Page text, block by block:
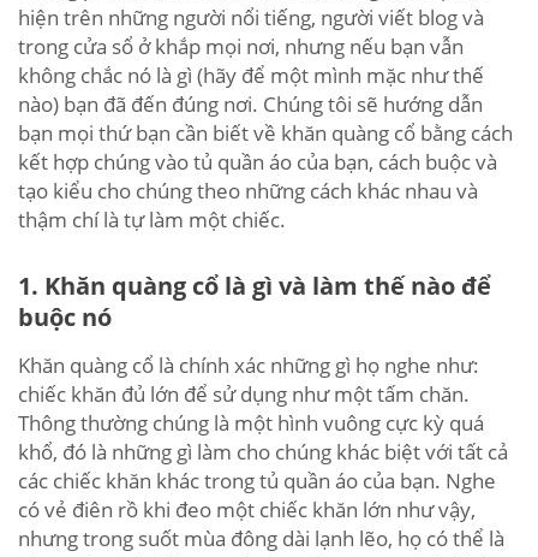
hiện trên những người nổi tiếng, người viết blog và
trong cửa sổ ở khắp mọi nơi, nhưng nếu bạn vẫn
không chắc nó là gì (hãy để một mình mặc như thế
nào) bạn đã đến đúng nơi. Chúng tôi sẽ hướng dẫn
bạn mọi thứ bạn cần biết về khăn quàng cổ bằng cách
kết hợp chúng vào tủ quần áo của bạn, cách buộc và
tạo kiểu cho chúng theo những cách khác nhau và
thậm chí là tự làm một chiếc.
1. Khăn quàng cổ là gì và làm thế nào để
buộc nó
Khăn quàng cổ là chính xác những gì họ nghe như:
chiếc khăn đủ lớn để sử dụng như một tấm chăn.
Thông thường chúng là một hình vuông cực kỳ quá
khổ, đó là những gì làm cho chúng khác biệt với tất cả
các chiếc khăn khác trong tủ quần áo của bạn. Nghe
có vẻ điên rồ khi đeo một chiếc khăn lớn như vậy,
nhưng trong suốt mùa đông dài lạnh lẽo, họ có thể là